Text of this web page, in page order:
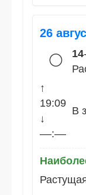
26
🌕 14
↑
19:09
↓
––:––
В